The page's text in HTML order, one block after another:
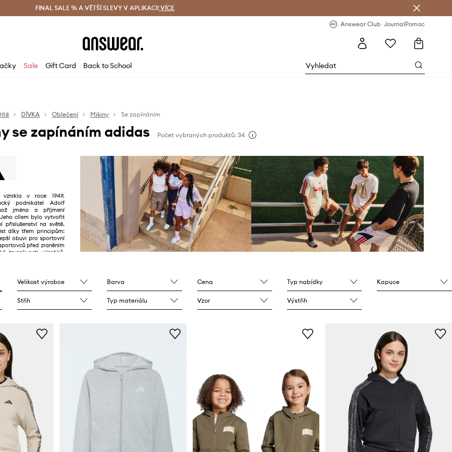
zdarma (od 1800 Kč) Doručení i do 24 h
FINAL SALE % A VĚTŠÍ SLEVY V APLIKACI! VÍCE
Answear Club JournalPomoc
Sale Gift Card Back to School
DÍVKA Oblečení Mikiny Se zapínáním
se zapínáním adidas Počet vybraných produktů: 34
vznikla v roce 1949.
podnikatel Adolf
jména a příjmení
cílem bylo vytvořit
příslušenství na světě.
díky třem principům:
obuvi pro sportovní
před zraněním
trvanlivosti výrobků.
Velikost výrobce Barva Cena Typ nabídky Kapuce
Střih Typ materiálu Vzor Výstřih